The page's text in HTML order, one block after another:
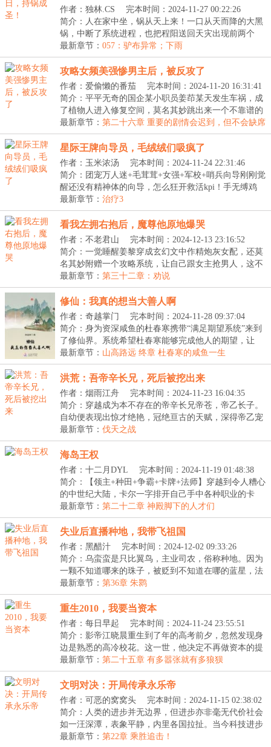
作者：独林.CS
完本时间：2024-11-27 00:22:26
简介：人在家中坐，锅从天上来！一口从天而降的大黑
锅，中断了系统进程，也把程阳送回天灾出现前两个
月，...
最新章节： 057：驴布异常；下雨
攻略女频美强惨男主后，被反攻了
作者：爱偷懒的番茄
完本时间：2024-11-20 16:31:41
简介：平平无奇的国企某小职员姜茚某天发生车祸，成
了植物人进入修复空间，莫名其妙跳出来一个不靠谱的
系...
最新章节： 第二十六章 重要的剧情会迟到，但不会缺席
星际王牌向导员，毛绒绒们吸疯了
作者：玉米浓汤
完本时间：2024-11-24 22:31:46
简介：团宠万人迷+毛茸茸+女强+军校+哨兵向导刚刚觉
醒还没有精神体的向导，怎么狂开救活kpi！手无缚鸡
之...
最新章节： 治疗3
看我左拥右抱后，魔尊他原地爆哭
作者：不老君山
完本时间：2024-12-13 23:16:52
简介：一觉睡醒姜黎穿成玄幻文中作精炮灰女配，还莫
名其妙附赠一个攻略系统，让自己跟女主抢男人，这不
是...
最新章节： 第三十二章：劝说
修仙：我真的想当大善人啊
作者：奇越掌门
完本时间：2024-11-28 09:37:04
简介：身为资深咸鱼的杜春寒携带“满足期望系统”来到
了修仙界。系统希望杜春寒能够完成他人的期望，让
他...
最新章节： 山高路远 终章 杜春寒的咸鱼一生
洪荒：吾帝辛长兄，死后被挖出来
作者：烟雨江舟
完本时间：2024-11-23 16:04:35
简介：穿越成为本不存在的帝辛长兄帝苍，帝乙长子。
自幼便表现出惊才绝艳，冠绝亘古的天赋，深得帝乙宠
爱...
最新章节： 伐天之战
海岛王权
作者：十二月DYL
完本时间：2024-11-19 01:48:38
简介：【领主+种田+争霸+卡牌+法师】穿越到令人糟心
的中世纪大陆，卡尔一字排开自己手中各种职业的卡
牌。...
最新章节： 第二十二章 神殿脚下的人才们
失业后直播种地，我带飞祖国
作者：黑醋汁
完本时间：2024-12-02 09:33:26
简介：乌蛮蛮是只比翼鸟，主业司农，俗称种地。因为
一颗不知道哪来的珠子，被贬到不知道在哪的蓝星，法
力...
最新章节： 第36章 朱鹮
重生2010，我要当资本
作者：每日早起
完本时间：2024-11-24 23:55:51
简介：影帝江晓晨重生到了年的高考前夕，忽然发现身
边是熟悉的高冷校花。这一世，他决定不再做资本的提
线...
最新章节： 第二十五章 有多嚣张就有多狼狈
文明对决：开局传承永乐帝
作者：可恶的窝窝头
完本时间：2024-11-15 02:38:02
简介：人类的进步并无边界，但进步亦非毫无代价社会
如一汪深潭，表象平静，内里各国拉扯。当今科技进步
缓...
最新章节： 第22章 乘胜追击！